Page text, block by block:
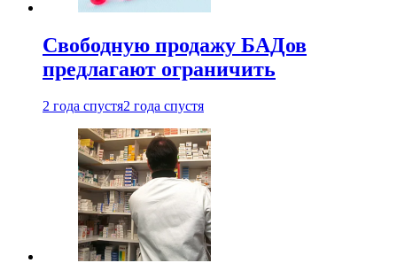
Свободную продажу БАДов
предлагают ограничить
2 года спустя2 года спустя